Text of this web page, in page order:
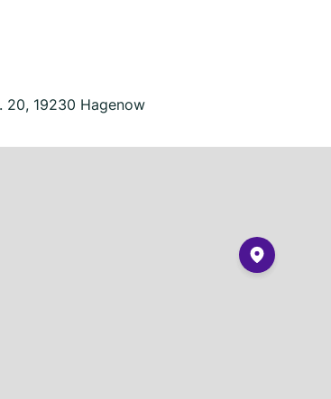
20, 19230 Hagenow